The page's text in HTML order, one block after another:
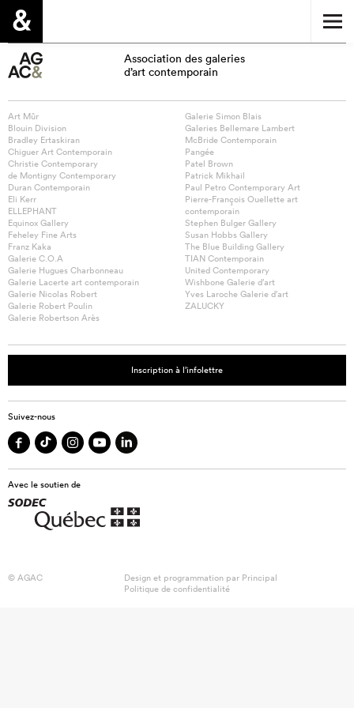
Association des galeries
d’art contemporain
Art Mûr
Blouin Division
Bradley Ertaskiran
Chiguer Art Contemporain
Christie Contemporary
de Montigny Contemporary
Duran Contemporain
Eli Kerr
ELLEPHANT
Equinox Gallery
Feheley Fine Arts
Franz Kaka
Galerie C.O.A
Galerie Hugues Charbonneau
Galerie Lacerte art contemporain
Galerie Nicolas Robert
Galerie Robert Poulin
Galerie Robertson Arès
Galerie Simon Blais
Galeries Bellemare Lambert
McBride Contemporain
Pangée
Patel Brown
Patrick Mikhail
Paul Petro Contemporary Art
Pierre-François Ouellette art
contemporain
Stephen Bulger Gallery
Susan Hobbs Gallery
The Blue Building Gallery
TIAN Contemporain
United Contemporary
Wishbone Galerie d’art
Yves Laroche Galerie d’art
ZALUCKY
Inscription à l’infolettre
Suivez-nous
Avec le soutien de
© AGAC Design et programmation par Principal
Politique de confidentialité